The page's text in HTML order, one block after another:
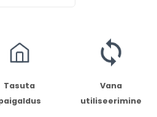
Tasuta
Vana
utiliseerimine